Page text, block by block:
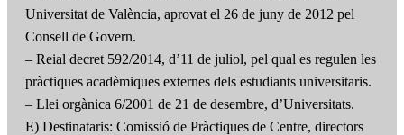
Universitat de València, aprovat el 26 de juny de 2012 pel
Consell de Govern.
– Reial decret 592/2014, d’11 de juliol, pel qual es regulen les
pràctiques acadèmiques externes dels estudiants universitaris.
– Llei orgànica 6/2001 de 21 de desembre, d’Universitats.
E) Destinataris: Comissió de Pràctiques de Centre, directors